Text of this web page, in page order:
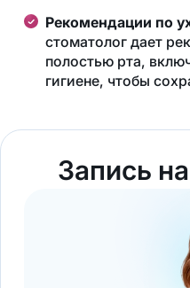
Рекомендации по
стоматолог дает
полостью рта,
гигиене, чтобы
Запись